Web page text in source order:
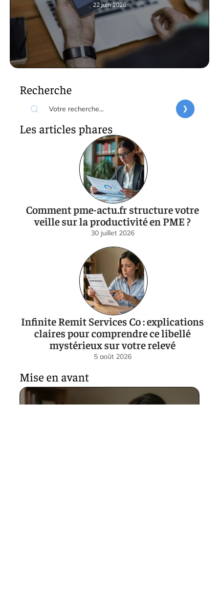
22 juin 2026
Recherche
Les articles phares
Comment pme-actu.fr structure votre
veille sur la productivité en PME ?
30 juillet 2026
Infinite Remit Services Co : explications
claires pour comprendre ce libellé
mystérieux sur votre relevé
5 août 2026
Mise en avant